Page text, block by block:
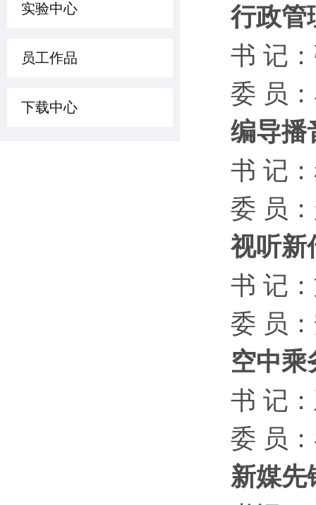
实验中心
员工作品
下载中心
行政管
书 记
委 员
编导播
书 记
委 员
视听新
书 记
委 员
空中乘
书 记
委 员
新媒先